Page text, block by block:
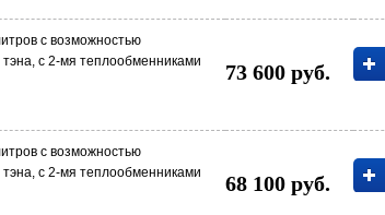
с возможностью
с 2-мя теплообменниками
73 600 руб.
с возможностью
с 2-мя теплообменниками
68 100 руб.